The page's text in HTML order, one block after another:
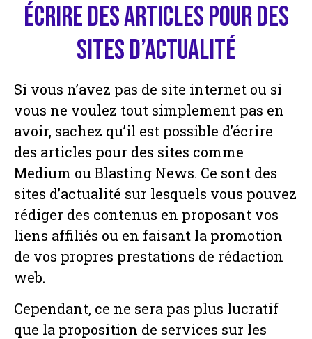
Écrire des articles pour des
sites d’actualité
Si vous n’avez pas de site internet ou si
vous ne voulez tout simplement pas en
avoir, sachez qu’il est possible d’écrire
des articles pour des sites comme
Medium ou Blasting News. Ce sont des
sites d’actualité sur lesquels vous pouvez
rédiger des contenus en proposant vos
liens affiliés ou en faisant la promotion
de vos propres prestations de rédaction
web.
Cependant, ce ne sera pas plus lucratif
que la proposition de services sur les